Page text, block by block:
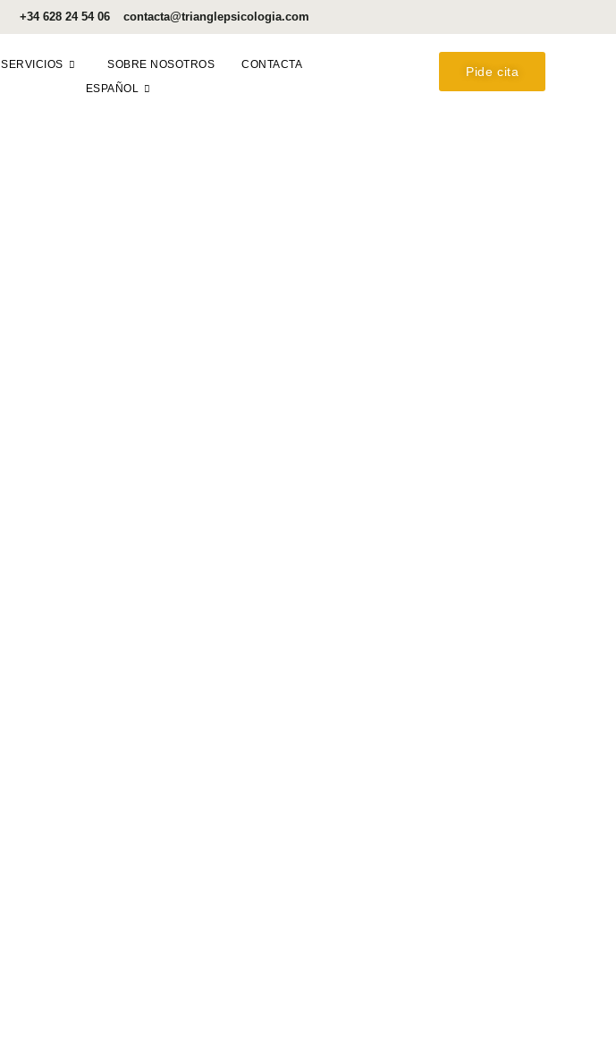
+34 628 24 54 06 contacta@trianglepsicologia.com
SERVICIOS SOBRE NOSOTROS
CONTACTA
ESPAÑOL
Pide cita